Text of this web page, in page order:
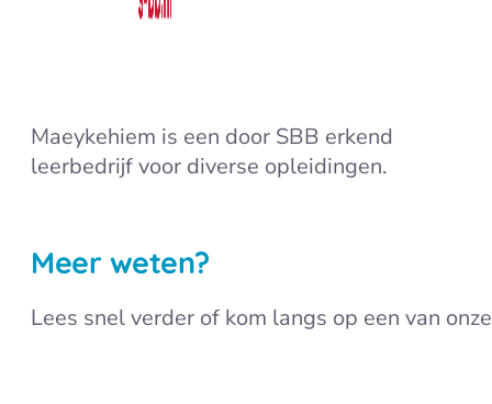
Maeykehiem is een door SBB erkend
leerbedrijf voor diverse opleidingen.
Meer weten?
Lees snel verder of kom langs op een van